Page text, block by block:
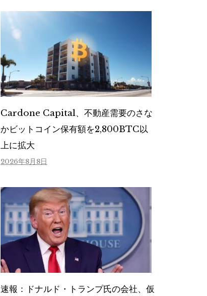
Cardone Capital、不動産需要のさな
かビットコイン保有額を2,800BTC以
上に拡大
2026年8月8日
速報：ドナルド・トランプ氏の会社、仮